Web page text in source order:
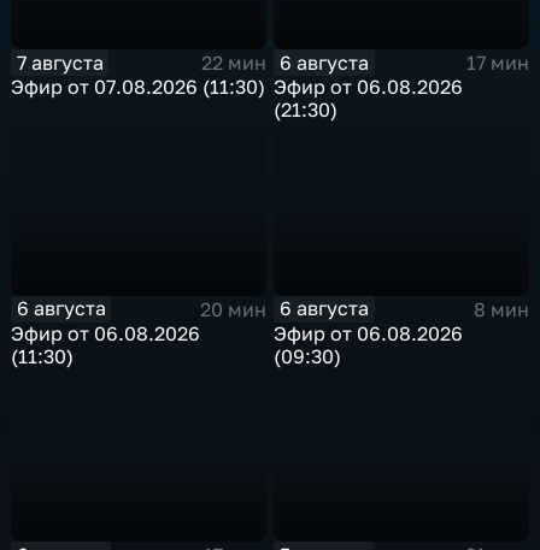
7 августа
22 мин
Эфир от 07.08.2026 (11:30)
6 августа
17 мин
Эфир от 06.08.2026
(21:30)
6 августа
20 мин
Эфир от 06.08.2026
(11:30)
6 августа
8 мин
Эфир от 06.08.2026
(09:30)